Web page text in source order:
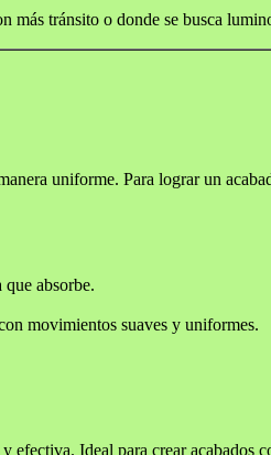
más tránsito o donde se busca
uniforme. Para lograr un
absorbe.
movimientos suaves y uniformes.
efectiva. Ideal para crear acabados